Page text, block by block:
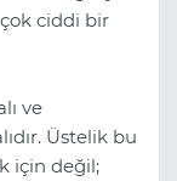
ciddi bir
ve
Üstelik bu
için değil;